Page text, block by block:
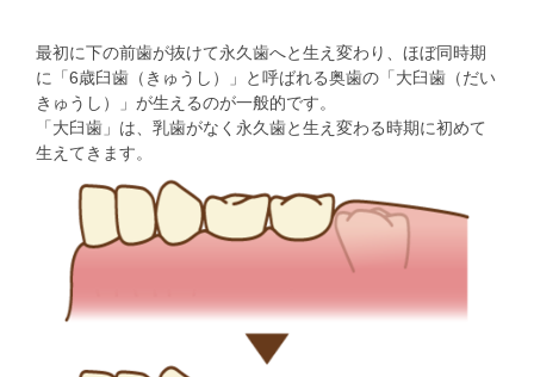
最初に下の前歯が抜けて永久歯へと生え変わり、ほぼ同時期
に「6歳臼歯（きゅうし）」と呼ばれる奥歯の「大臼歯（だい
きゅうし）」が生えるのが一般的です。
「大臼歯」は、乳歯がなく永久歯と生え変わる時期に初めて
生えてきます。